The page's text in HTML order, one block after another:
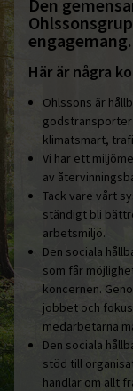
Den
Här är några
Ohlssons är
klimatsmart,
Vi har ett
av
Tack vare vårt
ständigt bli
arbetsmiljö.
Den sociala
som får
koncernen.
jobbet och
medarbetarna
Den sociala
stöd till
handlar om allt